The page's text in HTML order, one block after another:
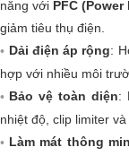
năng với PFC
giảm tiêu thụ điện.
Dải điện áp rộng:
hợp với nhiều môi
Bảo vệ toàn diện:
nhiệt độ, clip limiter
Làm mát thông